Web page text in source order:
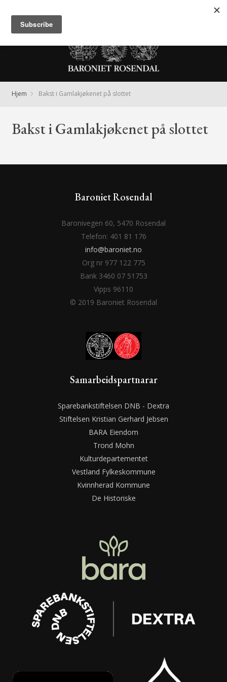
Hjem Bakst i Gamlakjøkenet på slottet
Bakst i Gamlakjøkenet på slottet
Baroniet Rosendal
Baronivegen 60, 5470 Rosendal
Telefon: 401 81 176
info@baroniet.no
Org nr 977 122 775
Bank 3460 07 51753
Vipps 96110
© 2019 Baroniet Rosendal
Samarbeidspartnarar
Sparebankstiftelsen DNB - Dextra
Stiftelsen Kristian Gerhard Jebsen
BARA Eiendom
Trond Mohn
Kulturdepartementet
Vestland Fylkeskommune
Kvinnherad Kommune
De Historiske